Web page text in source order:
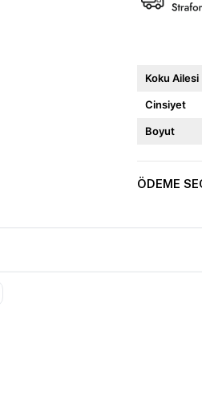
Koku Ailesi
Cinsiyet
Boyut
ÖDEME